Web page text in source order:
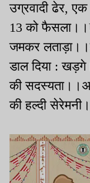
उग्रवादी ढेर,
13 को
जमकर
डाल दिया :
की
की हल्दी